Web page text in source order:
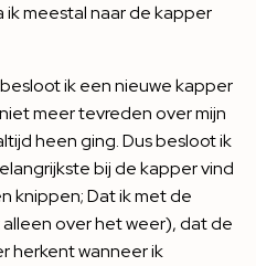
meestal naar de kapper
ik een nieuwe kapper
meer tevreden over mijn
heen ging. Dus besloot ik
bij de kapper vind
knippen; Dat ik met de
over het weer), dat de
herkent wanneer ik